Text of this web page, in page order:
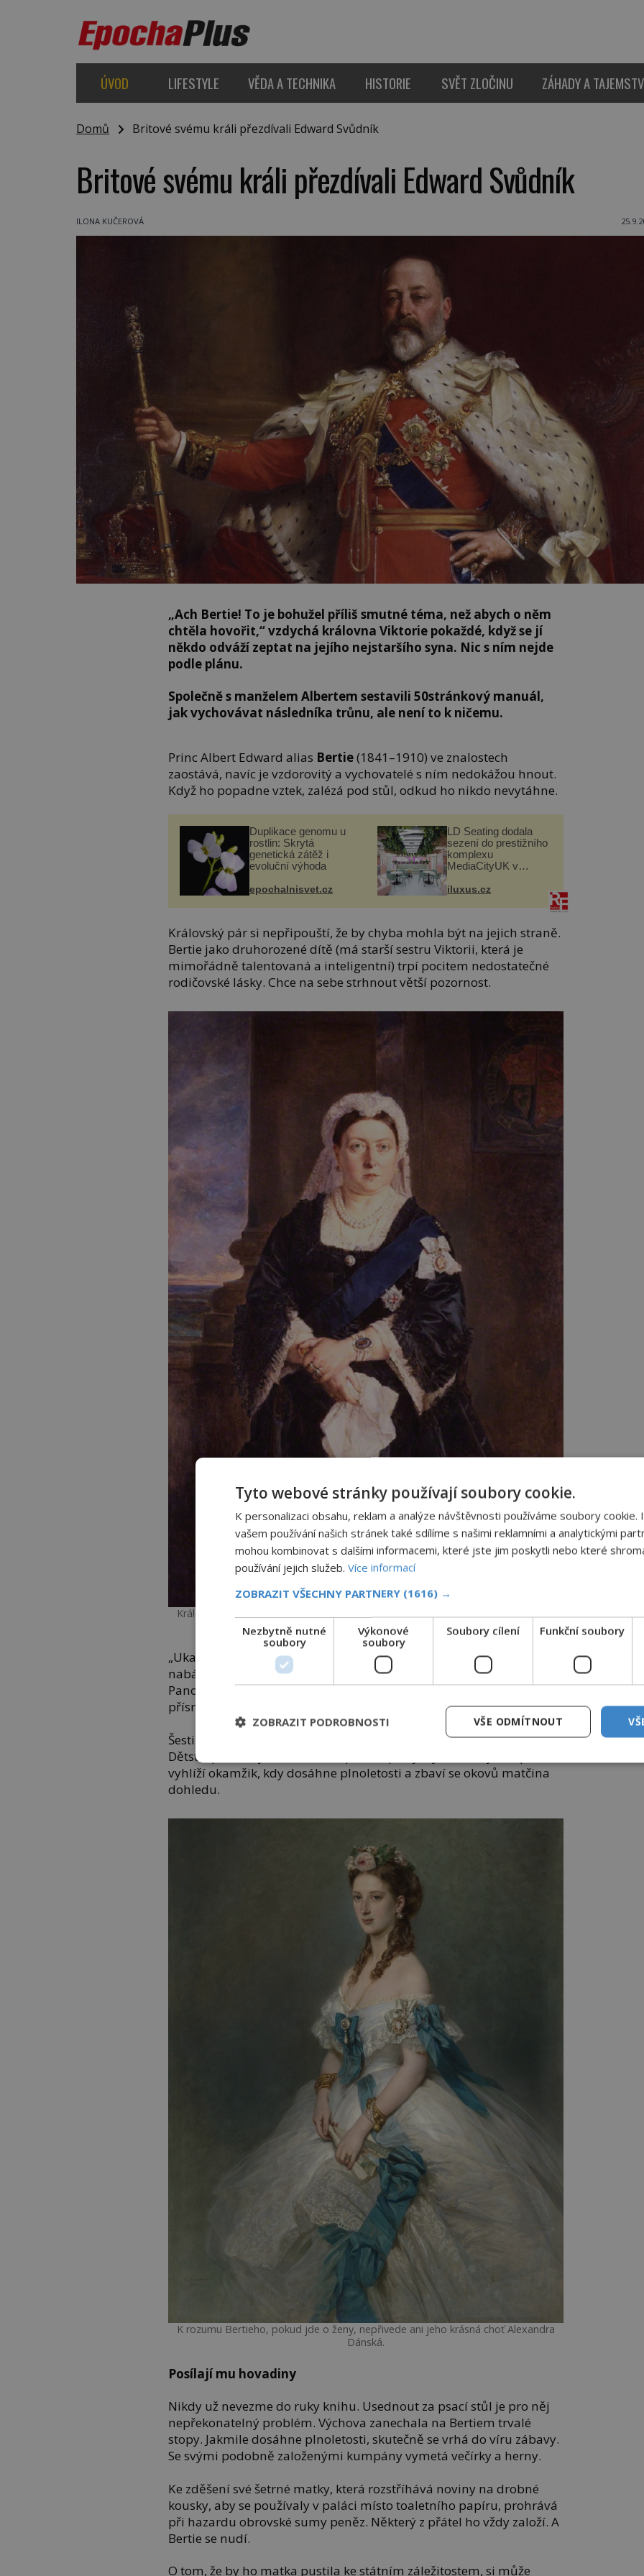
ÚVOD LIFESTYLE VĚDA A TECHNIKA HISTORIE SVĚT ZLOČINU ZÁHADY A
Domů Britové svému králi přezdívali Edward Svůdník
Britové svému králi přezdívali Edward Svůdník
ILONA KUČEROVÁ
„Ach Bertie! To je bohužel příliš smutné téma, než abych o něm
chtěla hovořit,“ vzdychá královna Viktorie pokaždé, když se jí
někdo odváží zeptat na jejího nejstaršího syna. Nic s ním nejde
podle plánu.
Společně s manželem Albertem sestavili 50stránkový manuál,
jak vychovávat následníka trůnu, ale není to k ničemu.
Princ Albert Edward alias Bertie(1841–1910) ve znalostech
zaostává, navíc je vzdorovitý a vychovatelé s ním nedokážou hnout.
Když ho popadne vztek, zalézá pod stůl, odkud ho nikdo nevytáhne.
Duplikace genomu u
rostlin: Skrytá
genetická zátěž i
evoluční výhoda
epochalnisvet.cz
LD Seating dodala
sezení do prestižního
komplexu
MediaCityUK v
iluxus.cz
Královský pár si nepřipouští, že by chyba mohla být na jejich straně.
Bertie jako druhorozené dítě (má starší sestru Viktorii, která je
mimořádně talentovaná a inteligentní) trpí pocitem nedostatečné
rodičovské lásky. Chce na sebe strhnout větší pozornost.
Královna Viktorie má ze syna těžkou hlavu. Děsí se okamžiku, až se jednoho dne
stane králem…
„Ukaž mu lásku, drahá Viktorie, vím, že si myslí, že ho nemáš ráda,“
nabádá královnu
Viktorii
(1819–1901) i její nevlastní sestra.
Panovnice je ovšem přesvědčená, že jejího syna napraví ještě
přísnější řád a žádné zbytečné plýtvání časem.
Šestileté dítě tak tráví výukou deset hodin denně, šest dní v týdnu.
Dětství prakticky nemá žádné, proto s přibývajícími roky s napětím
vyhlíží okamžik, kdy dosáhne plnoletosti a zbaví se okovů matčina
dohledu.
K rozumu Bertieho, pokud jde o ženy, nepřivede ani jeho krásná choť Alexandra
Dánská.
Posílají mu hovadiny
Nikdy už nevezme do ruky knihu. Usednout za psací stůl je pro něj
nepřekonatelný problém. Výchova zanechala na Bertiem trvalé
stopy. Jakmile dosáhne plnoletosti, skutečně se vrhá do víru zábavy.
Se svými podobně založenými kumpány vymetá večírky a herny.
Ke zděšení své šetrné matky, která rozstříhává noviny na drobné
kousky, aby se používaly v paláci místo toaletního papíru, prohrává
při hazardu obrovské sumy peněz. Některý z přátel ho vždy založí. A
Bertie se nudí.
O tom, že by ho matka pustila ke státním záležitostem, si může
Tyto webové stránky používají soubory cookie.
K personalizaci obsahu, reklam a analýze návštěvnosti používáme soubory cookie.
vašem používání našich stránek také sdílíme s našimi reklamními a analytickými
mohou kombinovat s dalšími informacemi, které jste jim poskytli nebo které
používání jejich služeb. Více informací
ZOBRAZIT VŠECHNY PARTNERY (1616) →
Nezbytně nutné
soubory
Výkonové
soubory
Soubory cílení Funkční soubory
VŠE ODMÍTNOUT
ZOBRAZIT PODROBNOSTI